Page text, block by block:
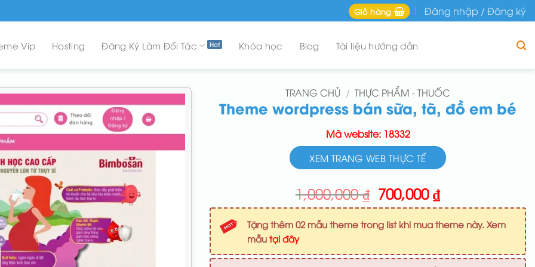
Giỏ hàng Đăng nhập / Đăng ký
Vip Hosting Đăng Ký Làm Đối Tác Khóa học Blog Tài liệu hướng dẫn
TRANG CHỦ / THỰC PHẨM - THUỐC
Theme wordpress bán sữa, tã, đồ em bé
Mã website: 18332
XEM TRANG WEB THỰC TẾ
1,000,000₫ Giá
gốc
là:
1,000,000 ₫.
700,000₫Giá
hiện
tại
là:
700,000 ₫.
Tặng thêm 02 mẫu theme trong list khi mua theme này. Xem
mẫu tại đây